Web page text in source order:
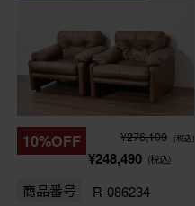
10%OFF ¥276,100 (税込)
¥248,490 (税込)
商品番号 R-086234